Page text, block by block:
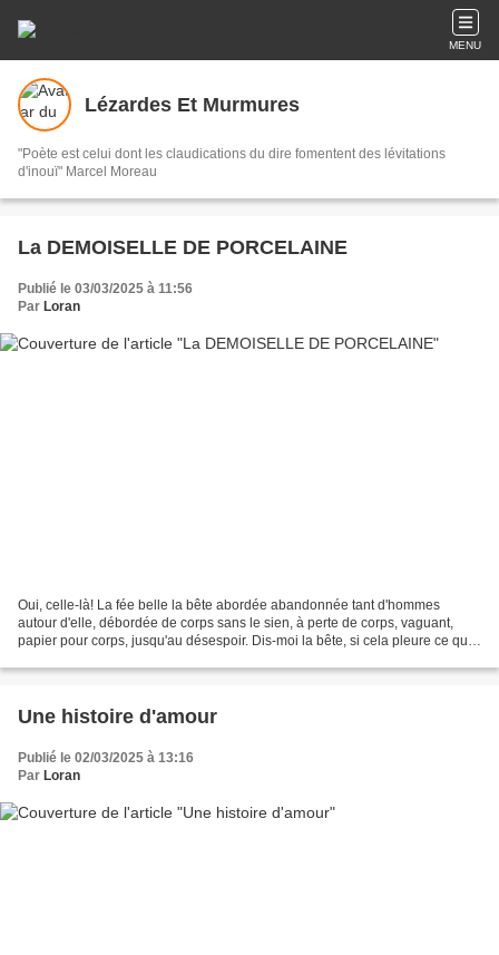
MENU
Lézardes Et Murmures
"Poète est celui dont les claudications du dire fomentent des lévitations
d'inouï" Marcel Moreau
La DEMOISELLE DE PORCELAINE
Publié le 03/03/2025 à 11:56
Par Loran
Oui, celle-là! La fée belle la bête abordée abandonnée tant d'hommes
autour d'elle, débordée de corps sans le sien, à perte de corps, vaguant,
papier pour corps, jusqu'au désespoir. Dis-moi la bête, si cela pleure ce qui
Une histoire d'amour
Publié le 02/03/2025 à 13:16
Par Loran